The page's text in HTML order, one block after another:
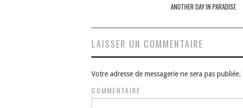
ANOTHER DAY IN PARADISE
LAISSER UN COMMENTAIRE
Votre adresse de messagerie ne sera pas publiée.
COMMENTAIRE